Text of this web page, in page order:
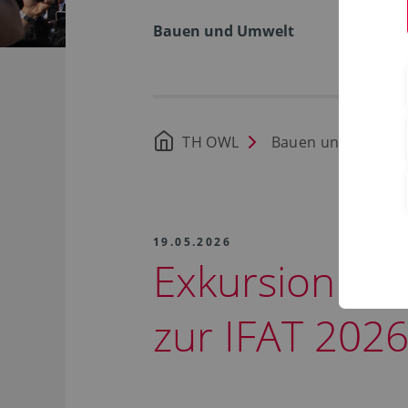
Bauen und Umwelt
TH OWL Bauen und Umwelt
19.05.2026
Exkursion
zur IFAT 2026